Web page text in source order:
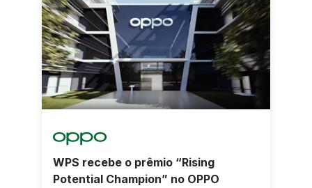
WPS recebe o prêmio “Rising
Potential Champion” no OPPO